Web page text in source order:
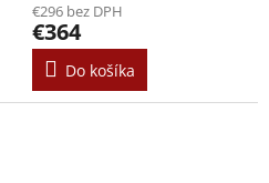
€296 bez DPH
€364
Do košíka